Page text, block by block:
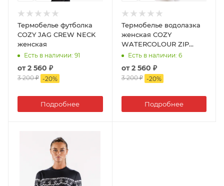
Термобелье футболка
COZY JAG CREW NECK
женская
Есть в наличии: 91
от2 560 ₽
3 200 ₽ -20%
Подробнее
Термобелье водолазка
женская COZY
WATERCOLOUR ZIP
NECK
Есть в наличии: 6
от2 560 ₽
3 200 ₽ -20%
Подробнее